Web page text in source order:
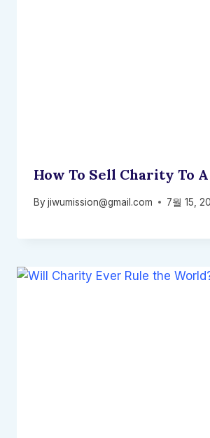
How To Sell Charity To
By jiwumission@gmail.com 7월 15,